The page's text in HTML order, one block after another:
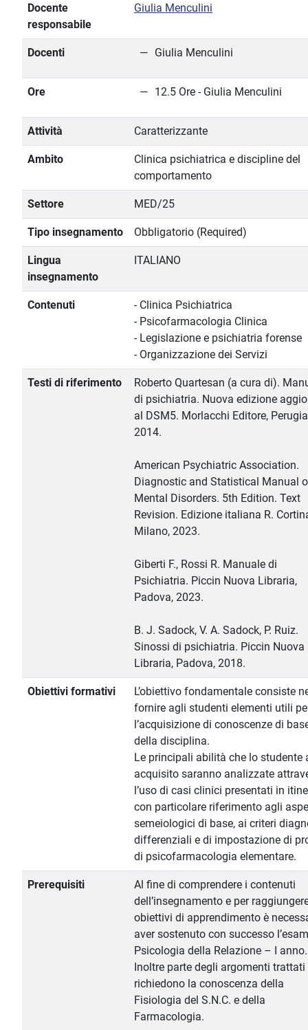
Docente
responsabile
Giulia Menculini
Docenti Giulia Menculini
Ore 12.5 Ore - Giulia Menculini
Attività Caratterizzante
Ambito
Clinica psichiatrica e discipline del
comportamento
Settore MED/25
Tipo insegnamento Obbligatorio (Required)
Lingua
insegnamento
ITALIANO
Contenuti
- Clinica Psichiatrica
- Psicofarmacologia Clinica
- Legislazione e psichiatria forense
- Organizzazione dei Servizi
Testi di riferimento
Roberto Quartesan (a cura di).
di psichiatria. Nuova edizione
al DSM5. Morlacchi Editore,
2014.
American Psychiatric Association.
Diagnostic and Statistical Manual
Mental Disorders. 5th Edition. Text
Revision. Edizione italiana R.
Milano, 2023.
Giberti F., Rossi R. Manuale di
Psichiatria. Piccin Nuova Libraria,
Padova, 2023.
B. J. Sadock, V. A. Sadock, P. Ruiz.
Sinossi di psichiatria. Piccin Nuova
Libraria, Padova, 2018.
Obiettivi formativi
L’obiettivo fondamentale consiste
fornire agli studenti elementi utili
l’acquisizione di conoscenze di
della disciplina.
Le principali abilità che lo studente
acquisito saranno analizzate
l’uso di casi clinici presentati in
con particolare riferimento agli
semeiologici di base, ai criteri
differenziali e di impostazione di
di psicofarmacologia elementare.
Prerequisiti
Al fine di comprendere i contenuti
dell’insegnamento e per
obiettivi di apprendimento è
aver sostenuto con successo
Psicologia della Relazione – I anno.
Inoltre parte degli argomenti trattati
richiedono la conoscenza della
Fisiologia del S.N.C. e della
Farmacologia.